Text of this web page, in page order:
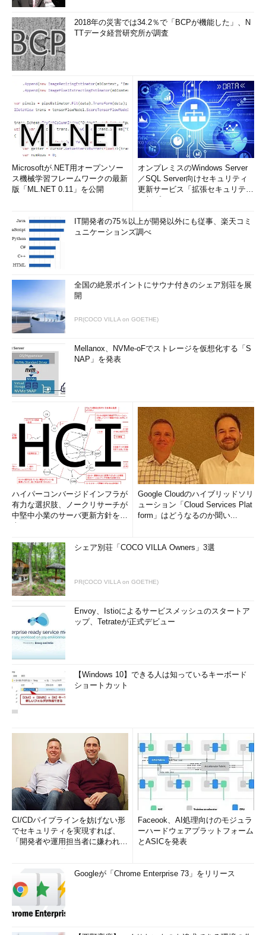
作業項目の連携を考えるアプローチが大切だ」
自動化“すべき”プロセスの切り分け方と、標準
2018年の災害では34.2％で「BCPが機能した」、N
TTデータ経営研究所が調査
Microsoftが.NET用オープンソー
ス機械学習フレームワークの最新
版「ML.NET 0.11」を公開
オンプレミスのWindows Server
／SQL Server向けセキュリティ
更新サービス「拡張セキュリティ
IT開発者の75％以上が開発以外にも従事、楽天コミ
ュニケーションズ調べ
全国の絶景ポイントにサウナ付きのシェア別荘を展
開
PR(COCO VILLA on GOETHE)
Mellanox、NVMe-oFでストレージを仮想化する「S
NAP」を発表
ハイパーコンバージドインフラが
有力な選択肢、ノークリサーチが
中堅中小業のサーバ更新方針を調
Google Cloudのハイブリッドソリ
ューション「Cloud Services Plat
form」はどうなるのか聞い...
シェア別荘「COCO VILLA Owners」3選
PR(COCO VILLA on GOETHE)
Envoy、Istioによるサービスメッシュのスタートア
ップ、Tetrateが正式デビュー
【Windows 10】できる人は知っているキーボード
ショートカット
CI/CDパイプラインを妨げない形
でセキュリティを実現すれば、
「開発者や運用担当者に嫌われな
Faceook、AI処理向けのモジュラ
ーハードウェアプラットフォーム
とASICを発表
Googleが「Chrome Enterprise 73」をリリース